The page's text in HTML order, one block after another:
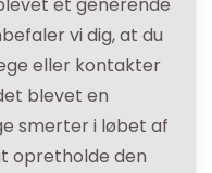
et generende
vi dig, at du
eller kontakter
blevet en
smerter i løbet af
opretholde den